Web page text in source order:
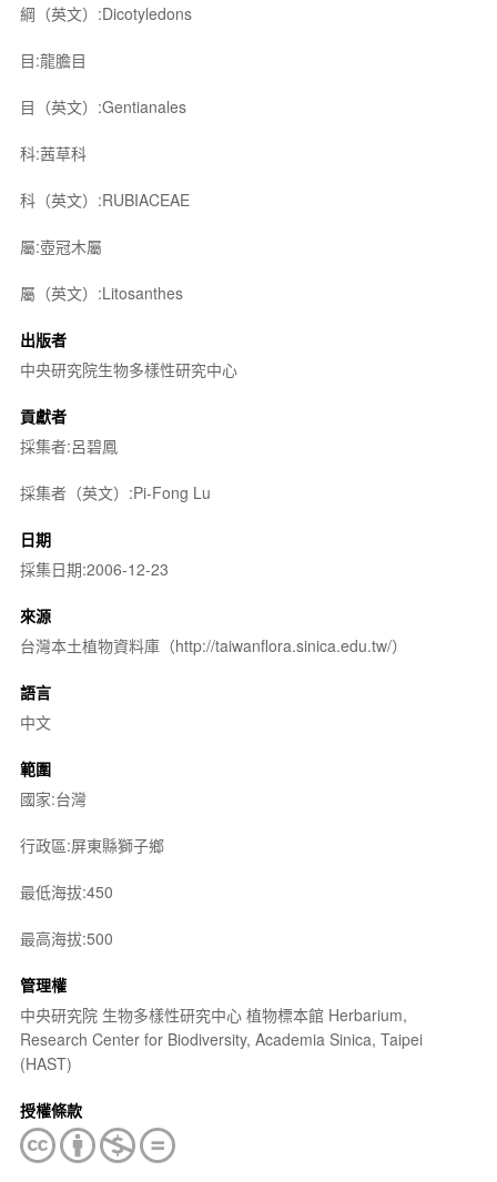
綱（英文）:Dicotyledons
目:龍膽目
目（英文）:Gentianales
科:茜草科
科（英文）:RUBIACEAE
屬:壺冠木屬
屬（英文）:Litosanthes
出版者
中央研究院生物多樣性研究中心
貢獻者
採集者:呂碧鳳
採集者（英文）:Pi-Fong Lu
日期
採集日期:2006-12-23
來源
台灣本土植物資料庫（http://taiwanflora.sinica.edu.tw/）
語言
中文
範圍
國家:台灣
行政區:屏東縣獅子鄉
最低海拔:450
最高海拔:500
管理權
中央研究院 生物多樣性研究中心 植物標本館 Herbarium,
Research Center for Biodiversity, Academia Sinica, Taipei
(HAST)
授權條款